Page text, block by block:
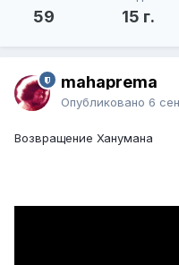
59 15 г.
mahaprema
Опубликовано 6
Возвращение Ханумана